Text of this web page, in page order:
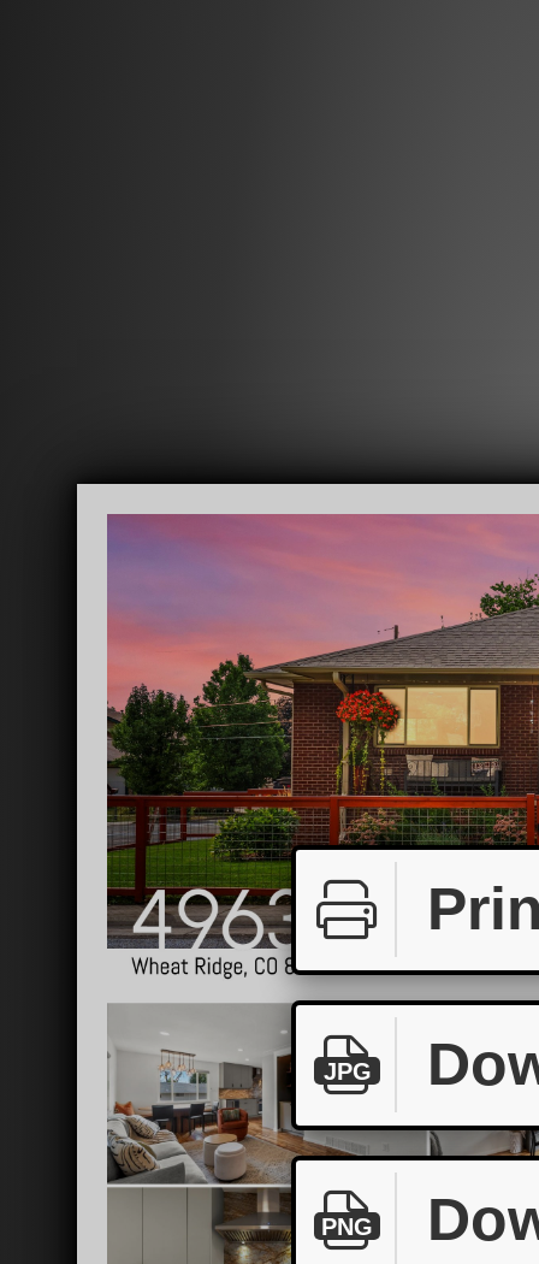
JPG
PNG